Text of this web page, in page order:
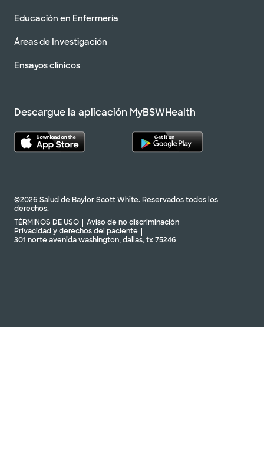
Educación en Enfermería
Áreas de Investigación
Ensayos clínicos
Descargue la aplicación MyBSWHealth
©2026 Salud de Baylor Scott White. Reservados todos los
derechos.
TÉRMINOS DE USO
Aviso de no discriminación
Privacidad y derechos del paciente
301 norte avenida washington, dallas, tx 75246